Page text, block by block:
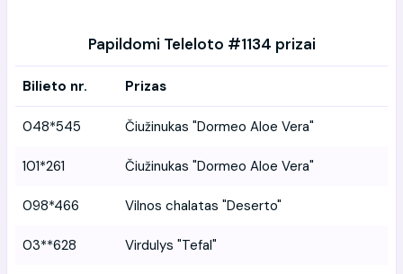
Papildomi Teleloto #1134 prizai
Bilieto nr. Prizas
048*545 Čiužinukas "Dormeo Aloe Vera"
101*261 Čiužinukas "Dormeo Aloe Vera"
098*466 Vilnos chalatas "Deserto"
03**628 Virdulys "Tefal"